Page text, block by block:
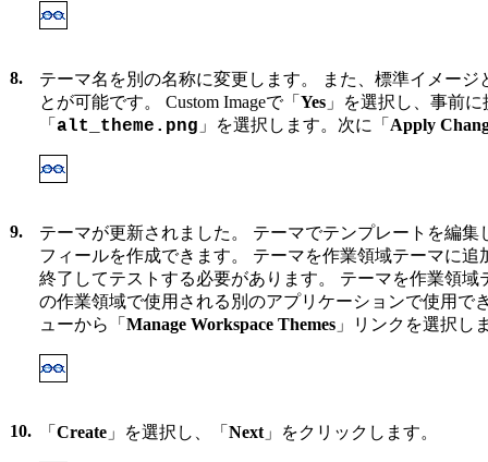
8.
テーマ名を別の名称に変更します。 また、標準イメー
とが可能です。 Custom Imageで「 Yes 」を選択し、事前
「 alt_theme.png 」を選択します。次に「 Apply
9.
テーマが更新されました。 テーマでテンプレートを編
フィールを作成できます。 テーマを作業領域テーマに
終了してテストする必要があります。 テーマを作業領域
の作業領域で使用される別のアプリケーションで使用で
ューから「 Manage Workspace Themes 」リンクを選択し
10. 「 Create 」を選択し、「 Next 」をクリックします。